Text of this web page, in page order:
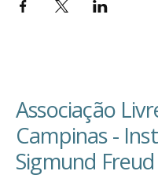
Associação
Campinas -
Sigmund Freud